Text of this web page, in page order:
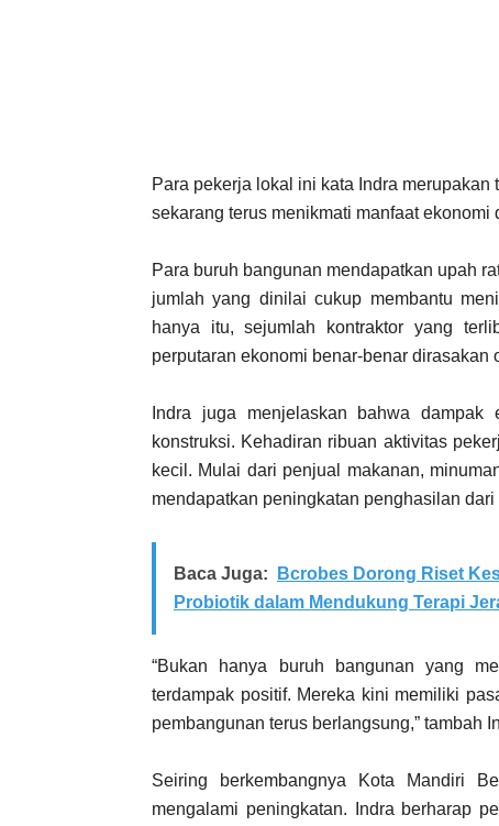
Para pekerja lokal ini kata Indra
sekarang terus menikmati manfaat
Para buruh bangunan mendapatkan upah
jumlah yang dinilai cukup membantu
hanya itu, sejumlah kontraktor yang
perputaran ekonomi benar-benar dirasakan
Indra juga menjelaskan bahwa
konstruksi. Kehadiran ribuan aktivitas
kecil. Mulai dari penjual makanan,
mendapatkan peningkatan penghasilan
Baca Juga:
Bcrobes Dorong Riset
Probiotik dalam Mendukung Terapi
“Bukan hanya buruh bangunan yang
terdampak positif. Mereka kini memiliki
pembangunan terus berlangsung,” tambah
Seiring berkembangnya Kota Mandiri
mengalami peningkatan. Indra berharap